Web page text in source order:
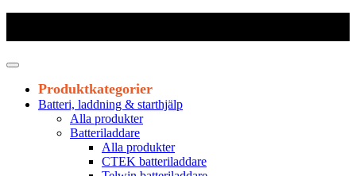
Produktkategorier
Batteri, laddning & starthjälp
Alla produkter
Batteriladdare
Alla produkter
CTEK batteriladdare